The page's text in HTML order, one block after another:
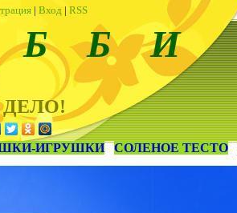
| Вход | RSS
Б Б И
ИГРУШКИ СОЛЕНОЕ ТЕСТО